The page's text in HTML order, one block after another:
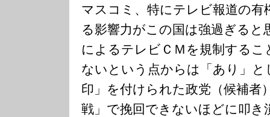
マスコミ、特にテレビ報道の有
る影響力がこの国は強過ぎると
によるテレビＣＭを規制する
ないという点からは「あり」
印」を付けられた政党（候補者
戦」で挽回できないほどに叩